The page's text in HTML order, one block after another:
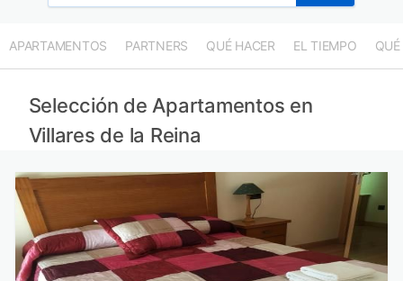
APARTAMENTOS PARTNERS QUÉ HACER EL TIEMPO QUÉ
Selección de Apartamentos en
Villares de la Reina